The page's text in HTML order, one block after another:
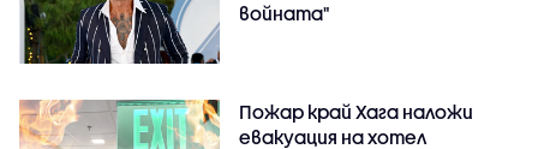
войната"
Пожар край Хага наложи
евакуация на хотел